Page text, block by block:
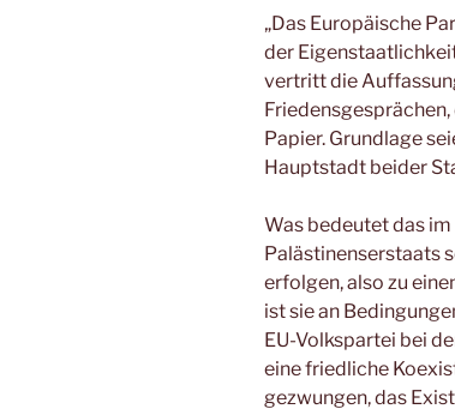
„Das Europäische
der
vertritt die
Papier. Grundlage
Hauptstadt beider
Was bedeutet das
Palästinenserstaats
erfolgen, also zu
ist sie an
EU-Volkspartei bei
eine friedliche
gezwungen, das